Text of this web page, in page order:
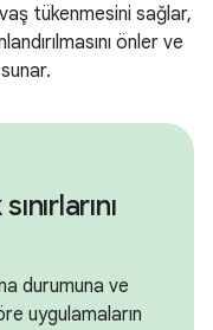
tükenmesini sağlar,
önler ve
durumuna ve
uygulamaların